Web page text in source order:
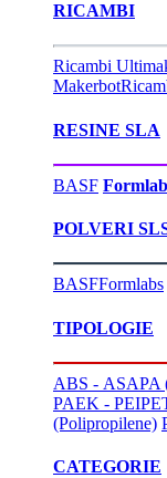
RICAMBI
Ricambi
Makerbot
RESINE SLA
BASF
POLVERI
BASFFormlabs
TIPOLOGIE
ABS - ASAPA
PAEK - PEI
(Polipropilene)
CATEGORIE